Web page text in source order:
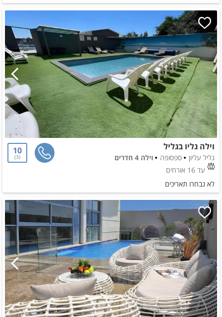
וילה גליו בגליל
גליל עליון ספסופה
וילה 4 חדרים
עד 16 אורחים
10
3
לא נבחרו תאריכים